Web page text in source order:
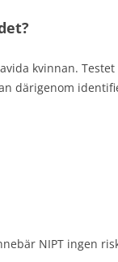
kvinnan.
därigenom
NIPT ingen